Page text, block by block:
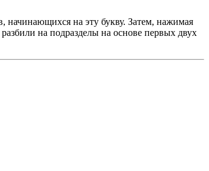
начинающихся на эту букву. Затем, нажимая
на подразделы на основе первых двух